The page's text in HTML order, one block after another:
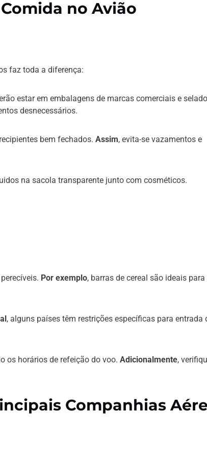
no Avião
faz toda a diferença:
estar em embalagens de marcas comerciais e
desnecessários.
bem fechados. Assim, evita-se vazamentos e
na sacola transparente junto com cosméticos.
Por exemplo, barras de cereal são ideais para
, alguns países têm restrições específicas para entrada
os horários de refeição do voo. Adicionalmente,
Companhias